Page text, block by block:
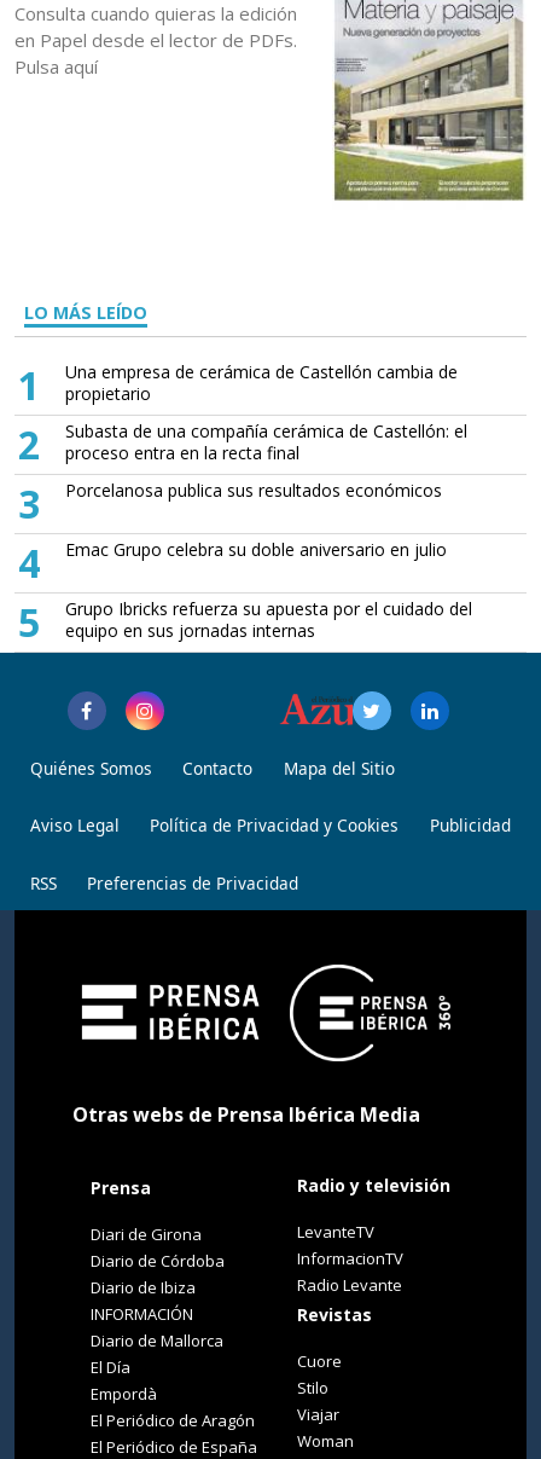
Consulta cuando quieras la edición
en Papel desde el lector de PDFs.
Pulsa aquí
LO MÁS LEÍDO
1
Una empresa de cerámica de Castellón cambia de
propietario
2
Subasta de una compañía cerámica de Castellón: el
proceso entra en la recta final
3 Porcelanosa publica sus resultados económicos
4 Emac Grupo celebra su doble aniversario en julio
5
Grupo Ibricks refuerza su apuesta por el cuidado del
equipo en sus jornadas internas
Quiénes Somos Contacto Mapa del Sitio
Aviso Legal Política de Privacidad y Cookies Publicidad
RSS Preferencias de Privacidad
Otras webs de Prensa Ibérica Media
Prensa
Diari de Girona
Diario de Córdoba
Diario de Ibiza
INFORMACIÓN
Diario de Mallorca
El Día
Empordà
El Periódico de Aragón
El Periódico de España
Radio y televisión
LevanteTV
InformacionTV
Radio Levante
Revistas
Cuore
Stilo
Viajar
Woman